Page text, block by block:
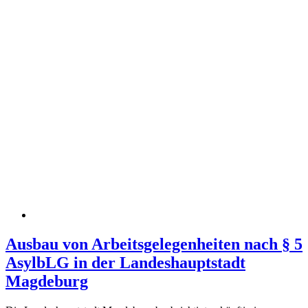
Ausbau von Arbeitsgelegenheiten nach § 5
AsylbLG in der Landeshauptstadt
Magdeburg